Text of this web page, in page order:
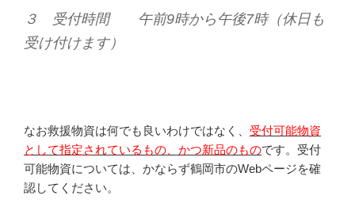
３ 受付時間 午前9時から午後7時（休日も
受け付けます）
なお救援物資は何でも良いわけではなく、 受付可能物資
として指定されているもの、かつ新品のものです。受付
可能物資については、かならず鶴岡市のWebページを確
認してください。